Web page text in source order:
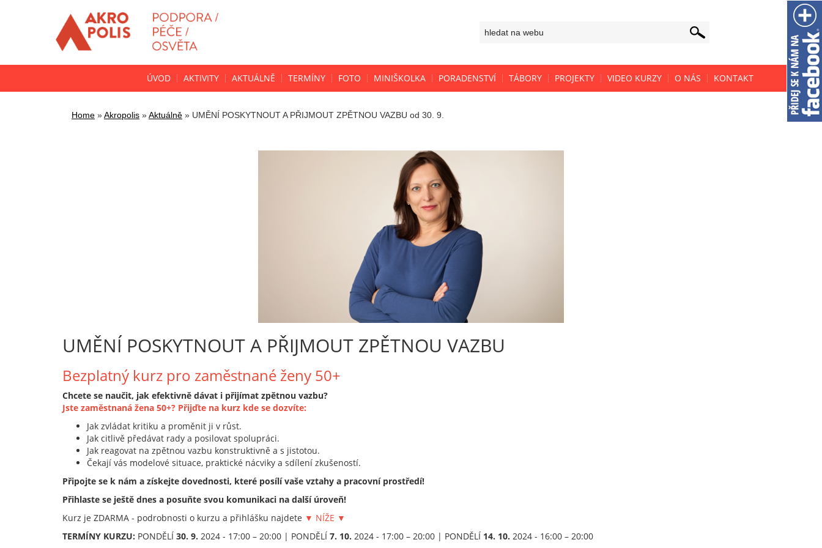
ÚVOD AKTIVITY AKTUÁLNĚ TERMÍNY FOTO MINIŠKOLKA PORADENSTVÍ TÁBORY PROJEKTY VIDEO KURZY O NÁS KONTAKT
Home »Akropolis »Aktuálně » UMĚNÍ POSKYTNOUT A PŘIJMOUT ZPĚTNOU VAZBU od 30. 9.
UMĚNÍ POSKYTNOUT A PŘIJMOUT ZPĚTNOU VAZBU
Bezplatný kurz pro zaměstnané ženy 50+
Chcete se naučit, jak efektivně dávat i přijímat zpětnou vazbu?
Jste zaměstnaná žena 50+? Přijďte na kurz kde se dozvíte:
Jak zvládat kritiku a proměnit ji v růst.
Jak citlivě předávat rady a posilovat spolupráci.
Jak reagovat na zpětnou vazbu konstruktivně a s jistotou.
Čekají vás modelové situace, praktické nácviky a sdílení zkušeností.
Připojte se k nám a získejte dovednosti, které posílí vaše vztahy a pracovní prostředí!
Přihlaste se ještě dnes a posuňte svou komunikaci na další úroveň!
Kurz je ZDARMA - podrobnosti o kurzu a přihlášku najdete ▼ NÍŽE ▼
TERMÍNY KURZU: PONDĚLÍ 30. 9. 2024 - 17:00 – 20:00 | PONDĚLÍ 7. 10. 2024 - 17:00 – 20:00 | PONDĚLÍ 14. 10. 2024 - 16:00 – 20:00